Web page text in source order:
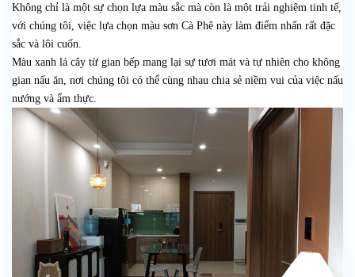
Không chỉ là một sự chọn lựa màu sắc mà còn là một trải nghiệm tinh tế,
với chúng tôi, việc lựa chọn màu sơn Cà Phê này làm điểm nhấn rất đặc
sắc và lôi cuốn.
Màu xanh lá cây từ gian bếp mang lại sự tươi mát và tự nhiên cho không
gian nấu ăn, nơi chúng tôi có thể cùng nhau chia sẻ niềm vui của việc nấu
nướng và ẩm thực.